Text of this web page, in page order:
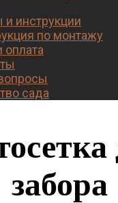
инструкции
по монтажу
оплата
сада
забора